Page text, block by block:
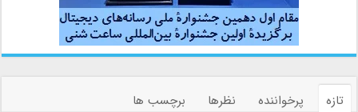
تازه پرخواننده نظرها
برچسب ها